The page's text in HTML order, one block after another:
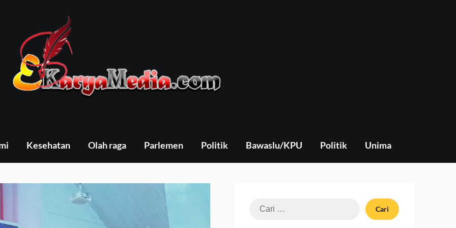
Kesehatan Olah raga Parlemen Politik Bawaslu/KPU Politik Unima
Cari